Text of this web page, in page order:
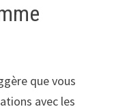
que vous
avec les